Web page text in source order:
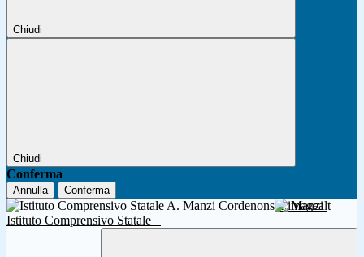
Chiudi
Chiudi
Conferma
Annulla Conferma
A. Manzi
Istituto Comprensivo Statale